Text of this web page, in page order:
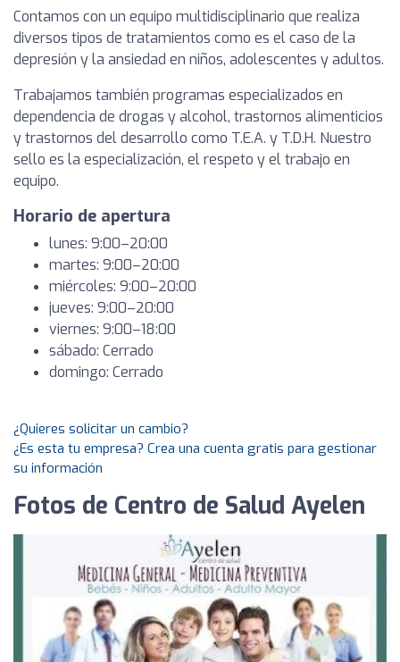
Contamos con un equipo multidisciplinario que realiza
diversos tipos de tratamientos como es el caso de la
depresión y la ansiedad en niños, adolescentes y adultos.
Trabajamos también programas especializados en
dependencia de drogas y alcohol, trastornos alimenticios
y trastornos del desarrollo como T.E.A. y T.D.H. Nuestro
sello es la especialización, el respeto y el trabajo en
equipo.
Horario de apertura
lunes: 9:00–20:00
martes: 9:00–20:00
miércoles: 9:00–20:00
jueves: 9:00–20:00
viernes: 9:00–18:00
sábado: Cerrado
domingo: Cerrado
¿Quieres solicitar un cambio?
¿Es esta tu empresa? Crea una cuenta gratis para gestionar
su información
Fotos de Centro de Salud Ayelen